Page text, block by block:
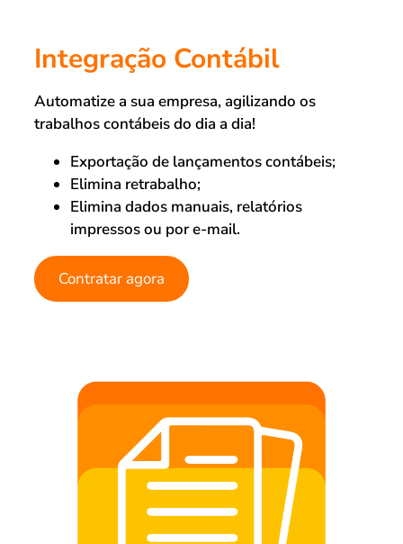
Integração Contábil
Automatize a sua empresa, agilizando os
trabalhos contábeis do dia a dia!
Exportação de lançamentos contábeis;
Elimina retrabalho;
Elimina dados manuais, relatórios
impressos ou por e-mail.
Contratar agora